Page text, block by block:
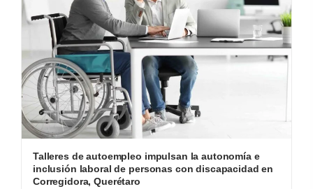
Talleres de autoempleo impulsan la autonomía e
inclusión laboral de personas con discapacidad en
Corregidora, Querétaro